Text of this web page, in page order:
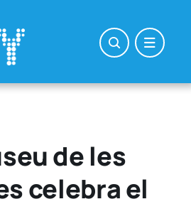
de les
celebra el